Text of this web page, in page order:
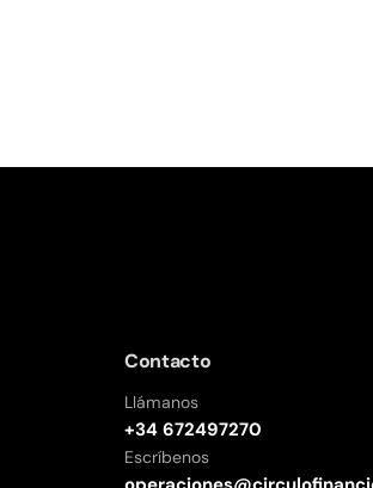
Contacto
Llámanos
+34 672497270
Escríbenos